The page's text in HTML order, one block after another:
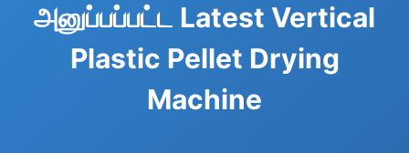
அனுப்பப்பட்ட Latest Vertical
Plastic Pellet Drying
Machine